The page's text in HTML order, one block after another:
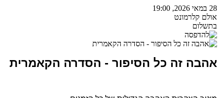
28 במאי 2026, 19:00
אולם קלרמונט
בתשלום
אהבה זה כל הסיפור - הסדרה הקאמרית